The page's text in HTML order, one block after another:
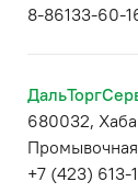
8-86133-60-
680032,
+7 (423) 613-